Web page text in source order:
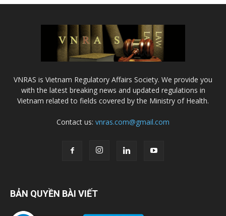
VNRAS is Vietnam Regulatory Affairs Society. We provide you
with the latest breaking news and updated regulations in
Vietnam related to fields covered by the Ministry of Health.
Contact us: vnras.com@gmail.com
BẢN QUYỀN BÀI VIẾT